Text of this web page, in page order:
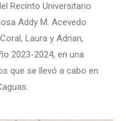
Recinto Universitario
Addy M. Acevedo
Laura y Adrian,
2023-2024, en una
que se llevó a cabo en